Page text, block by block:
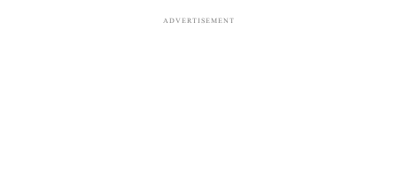
ADVERTISEMENT